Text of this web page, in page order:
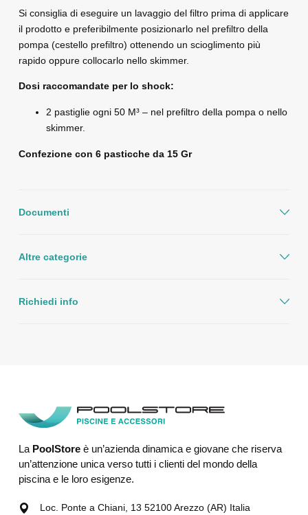
Si consiglia di eseguire un lavaggio del filtro prima di applicare
il prodotto e preferibilmente posizionarlo nel prefiltro della
pompa (cestello prefiltro) ottenendo un scioglimento più
rapido oppure collocarlo nello skimmer.
Dosi raccomandate per lo shock:
2 pastiglie ogni 50 M³ – nel prefiltro della pompa o nello
skimmer.
Confezione con 6 pasticche da 15 Gr
Documenti
Altre categorie
Richiedi info
La PoolStoreè un’azienda dinamica e giovane che riserva
un’attenzione unica verso tutti i clienti del mondo della
piscina e le loro esigenze.
Loc. Ponte a Chiani, 13 52100 Arezzo (AR) Italia